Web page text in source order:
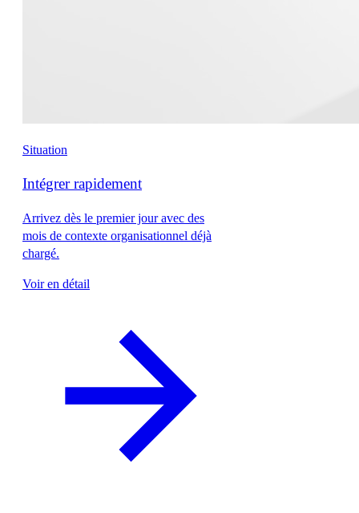
Situation
Intégrer rapidement
Arrivez dès le premier jour avec des
mois de contexte organisationnel déjà
chargé.
Voir en détail